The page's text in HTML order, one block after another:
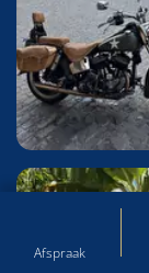
Afspraak